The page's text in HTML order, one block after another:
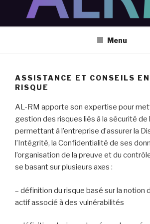
contenu
Menu
ASSISTANCE ET CONSEILS
RISQUE
AL-RM apporte son expertise pour
gestion des risques liés à la sécurité de
permettant à l’entreprise d’assurer la
l’Intégrité, la Confidentialité de ses
l’organisation de la preuve et du
se basant sur plusieurs axes :
– définition du risque basé sur la notion
actif associé à des vulnérabilités